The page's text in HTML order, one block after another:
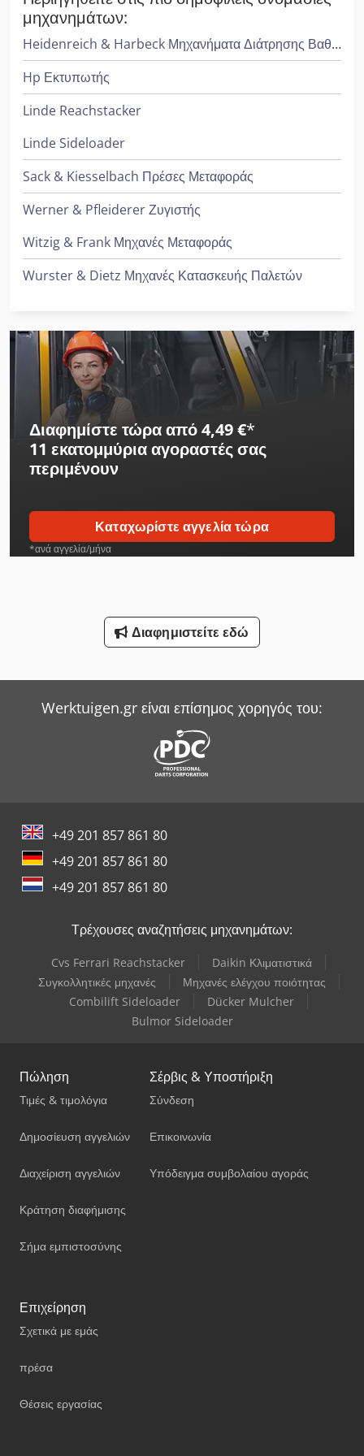
μηχανημάτων:
Heidenreich & Harbeck Μηχανήματα Διάτρησης Βαθιάς Οπής
Hp Εκτυπωτής
Linde Reachstacker
Linde Sideloader
Sack & Kiesselbach Πρέσες Μεταφοράς
Werner & Pfleiderer Ζυγιστής
Witzig & Frank Μηχανές Μεταφοράς
Wurster & Dietz Μηχανές Κατασκευής Παλετών
Διαφημίστε τώρα από 4,49 €*
11 εκατομμύρια αγοραστέςσας
περιμένουν
Καταχωρίστε αγγελία τώρα
*ανά αγγελία/μήνα
Διαφημιστείτε εδώ
Werktuigen.gr είναι επίσημος χορηγός του:
+49 201 857 861 80
+49 201 857 861 80
+49 201 857 861 80
Τρέχουσες αναζητήσεις μηχανημάτων:
Cvs Ferrari Reachstacker
Daikin Κλιματιστικά
Συγκολλητικές μηχανές
Μηχανές ελέγχου ποιότητας
Combilift Sideloader
Dücker Mulcher
Bulmor Sideloader
Πώληση
Τιμές & τιμολόγια
Δημοσίευση αγγελιών
Διαχείριση αγγελιών
Κράτηση διαφήμισης
Σήμα εμπιστοσύνης
Σέρβις & Υποστήριξη
Σύνδεση
Επικοινωνία
Υπόδειγμα συμβολαίου αγοράς
Επιχείρηση
Σχετικά με εμάς
πρέσα
Θέσεις εργασίας